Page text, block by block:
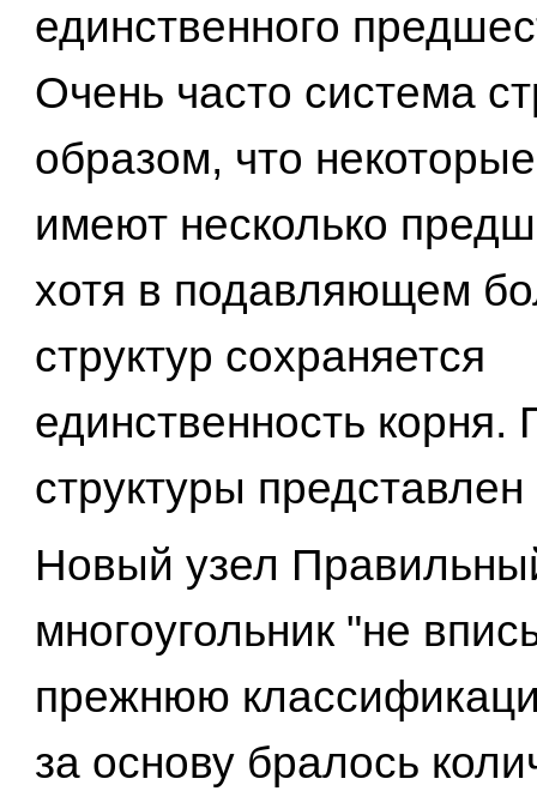
единственного
Очень часто система
образом, что
имеют несколько
хотя в подавляющем
структур сохраняется
единственность корня.
структуры
Новый узел
многоугольник "не
прежнюю
за основу бралось